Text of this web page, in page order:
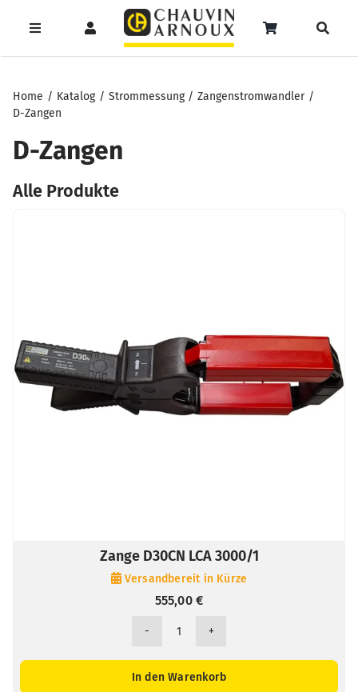
InhaltToggle
Support
Seminare
Toggle
Navigation
Toggle
Home Katalog Strommessung
Zangenstromwandler
D-Zangen
D-Zangen
Alle Produkte
Zange D30CN LCA 3000/1
Versandbereit in Kürze
555,00€
Zange
LCA
In den Warenkorb